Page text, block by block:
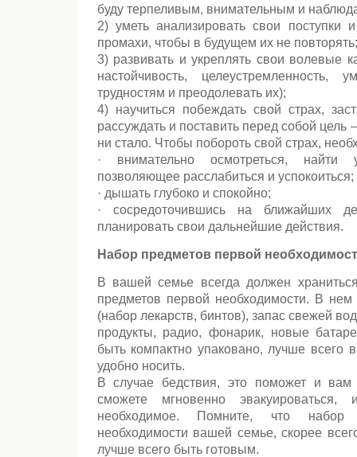
буду терпеливым, внимательным и
2) уметь анализировать свои поступки
промахи, чтобы в будущем их не повторять;
3) развивать и укреплять свои волевые
настойчивость, целеустремленность,
трудностям и преодолевать их);
4) научиться побеждать свой страх,
рассуждать и поставить перед собой
ни стало. Чтобы побороть свой страх,
· внимательно осмотреться, найти
позволяющее расслабиться и успокоиться;
· дышать глубоко и спокойно;
· сосредоточившись на ближайших
планировать свои дальнейшие действия.
Набор предметов первой
В вашей семье всегда должен
предметов первой необходимости. В нем
(набор лекарств, бинтов), запас свежей
продукты, радио, фонарик, новые
быть компактно упаковано, лучше всего
удобно носить.
В случае бедствия, это поможет и
сможете мгновенно
необходимое. Помните, что набор
необходимости вашей семье, скорее
лучше всего быть готовым.